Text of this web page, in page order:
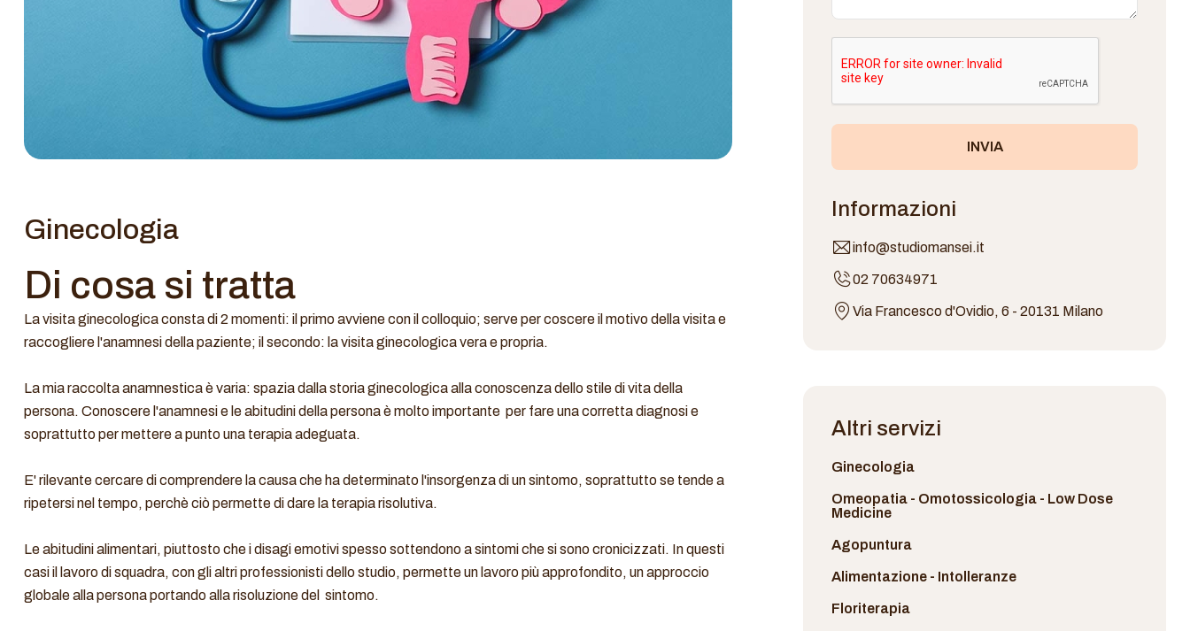
Ginecologia
Di cosa si tratta
La visita ginecologica consta di 2 momenti: il primo avviene con il colloquio; serve per coscere il motivo della visita e
raccogliere l'anamnesi della paziente; il secondo: la visita ginecologica vera e propria.
La mia raccolta anamnestica è varia: spazia dalla storia ginecologica alla conoscenza dello stile di vita della
persona. Conoscere l'anamnesi e le abitudini della persona è molto importante per fare una corretta diagnosi e
soprattutto per mettere a punto una terapia adeguata.
E' rilevante cercare di comprendere la causa che ha determinato l'insorgenza di un sintomo, soprattutto se tende a
ripetersi nel tempo, perchè ciò permette di dare la terapia risolutiva.
Le abitudini alimentari, piuttosto che i disagi emotivi spesso sottendono a sintomi che si sono cronicizzati. In questi
casi il lavoro di squadra, con gli altri professionisti dello studio, permette un lavoro più approfondito, un approccio
globale alla persona portando alla risoluzione del sintomo.
INVIA
Informazioni
info@studiomansei.it
02 70634971
Via Francesco d'Ovidio, 6 - 20131 Milano
Altri servizi
Ginecologia
Omeopatia - Omotossicologia - Low Dose
Medicine
Agopuntura
Alimentazione - Intolleranze
Floriterapia